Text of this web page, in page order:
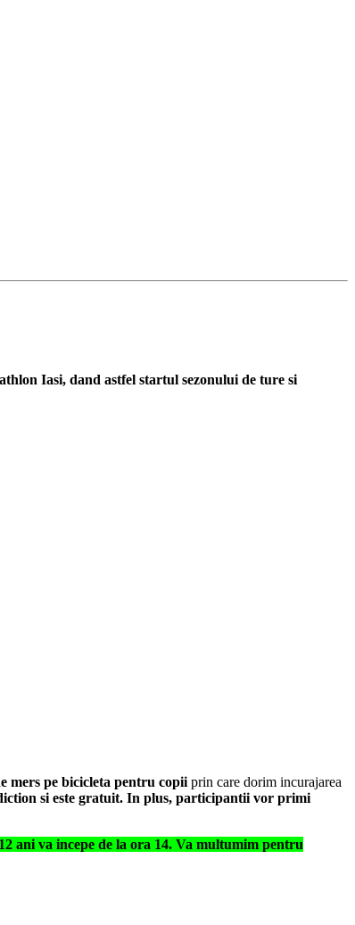
Iasi, dand astfel startul sezonului de ture si
mers pe bicicleta pentru copii prin care dorim incurajarea
si este gratuit. In plus, participantii vor primi
ani va incepe de la ora 14. Va multumim pentru